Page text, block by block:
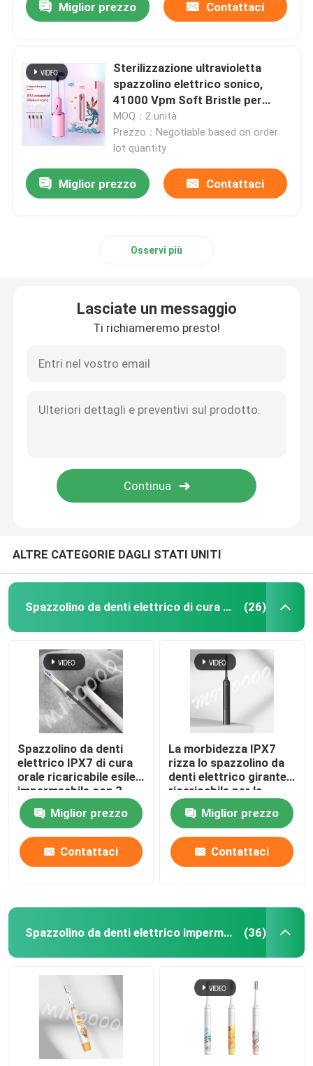
Miglior prezzo Contattaci
Sterilizzazione ultravioletta
spazzolino elettrico sonico,
41000 Vpm Soft Bristle per
adulti con pulizia UV
MOQ：2 unità
Prezzo：Negotiable based on order
lot quantity
Miglior prezzo Contattaci
Osservi più
Lasciate un messaggio
Ti richiameremo presto!
ALTRE CATEGORIE DAGLI STATI UNITI
Spazzolino da denti elettrico di cura orale (26)
Spazzolino da denti
elettrico IPX7 di cura
orale ricaricabile esile
impermeabile con 3
modi
Miglior prezzo
Contattaci
La morbidezza IPX7
rizza lo spazzolino da
denti elettrico girante
ricaricabile per la
protezione della
gommaMiglior prezzo
Contattaci
Spazzolino da denti elettrico impermeabile (36)